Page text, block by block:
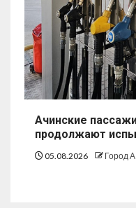
Ачинские
продолжают
05.08.2026 Город А